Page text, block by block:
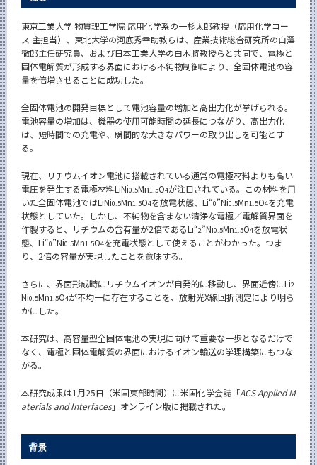
東京工業大学 物質理工学院 応用化学系の一杉太郎教授（応用化学コー
ス 主担当）、東北大学の河底秀幸助教らは、産業技術総合研究所の白澤
徹郎主任研究員、および日本工業大学の白木將教授らと共同で、電極と
固体電解質が形成する界面における不純物制御により、全固体電池の容
量を倍増させることに成功した。
全固体電池の開発目標として電池容量の増加と高出力化が挙げられる。
電池容量の増加は、機器の使用可能時間の延長につながり、高出力化
は、短時間での充電や、瞬間的な大きなパワーの取り出しを可能とす
る。
現在、リチウムイオン電池に搭載されている通常の電極材料よりも高い
電圧を発生する電極材料LiNi0.5Mn1.5O4が注目されている。この材料を用
いた全固体電池ではLiNi0.5Mn1.5O4を放電状態、Li“0”Ni0.5Mn1.5O4を充電
状態としていた。しかし、不純物を含まない清浄な電極／電解質界面を
作製すると、リチウムの含有量が2倍であるLi“2”Ni0.5Mn1.5O4を放電状
態、Li“0”Ni0.5Mn1.5O4を充電状態として使えることがわかった。つま
り、2倍の容量が実現したことを意味する。
さらに、界面形成時にリチウムイオンが自発的に移動し、界面近傍にLi2
Ni0.5Mn1.5O4が不均一に存在することを、放射光X線回折測定により明ら
かにした。
本研究は、高容量型全固体電池の実現に向けて重要な一歩となるだけで
なく、電極と固体電解質の界面におけるイオン輸送の学理構築にもつな
がる。
本研究成果は1月25日（米国東部時間）に米国化学会誌「ACS Applied M
aterials and Interfaces」オンライン版に掲載された。
背景
課程別
月別
イベントカレンダー
Event Calendar
学内向け情報
系詳細情報
CLOSE